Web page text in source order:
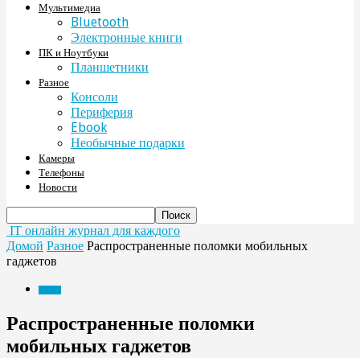
Мультимедиа
Bluetooth
Электронные книги
ПК и Ноутбуки
Планшетники
Разное
Консоли
Периферия
Ebook
Необычные подарки
Камеры
Телефоны
Новости
IT онлайн журнал для каждого
Домой Разное Распространенные поломки мобильных
гаджетов
Распространенные поломки
мобильных гаджетов